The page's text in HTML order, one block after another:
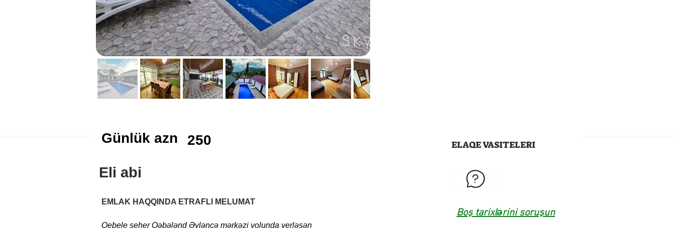
Günlük azn 250
Eli abi
ELAQE VASITELERI
EMLAK HAQQINDA ETRAFLI MELUMAT
Boş tarixlərini soruşun
Qebele seher Qəbələnd Əyləncə mərkəzi yolunda yerləşən